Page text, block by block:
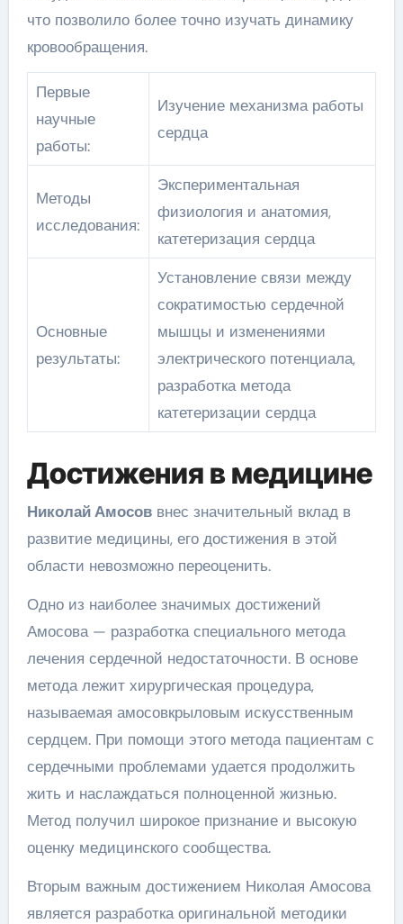
что позволило более точно изучать динамику
кровообращения.
Первые
научные
работы:
Изучение механизма работы
сердца
Методы
исследования:
Экспериментальная
физиология и анатомия,
катетеризация сердца
Основные
результаты:
Установление связи между
сократимостью сердечной
мышцы и изменениями
электрического потенциала,
разработка метода
катетеризации сердца
Достижения в медицине
Николай Амосоввнес значительный вклад в
развитие медицины, его достижения в этой
области невозможно переоценить.
Одно из наиболее значимых достижений
Амосова — разработка специального метода
лечения сердечной недостаточности. В основе
метода лежит хирургическая процедура,
называемая амосовкрыловым искусственным
сердцем. При помощи этого метода пациентам с
сердечными проблемами удается продолжить
жить и наслаждаться полноценной жизнью.
Метод получил широкое признание и высокую
оценку медицинского сообщества.
Вторым важным достижением Николая Амосова
является разработка оригинальной методики